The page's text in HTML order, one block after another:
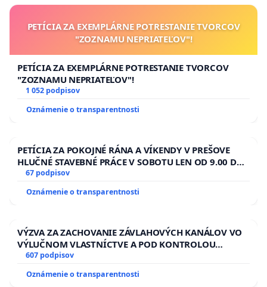
PETÍCIA ZA EXEMPLÁRNE POTRESTANIE TVORCOV
"ZOZNAMU NEPRIATEĽOV"!
PETÍCIA ZA EXEMPLÁRNE POTRESTANIE TVORCOV
"ZOZNAMU NEPRIATEĽOV"!
1 052 podpisov
Oznámenie o transparentnosti
PETÍCIA ZA POKOJNÉ RÁNA A VÍKENDY V PREŠOVE
HLUČNÉ STAVEBNÉ PRÁCE V SOBOTU LEN OD 9.00 DO
13.00 HOD., CEZ PRACOVNÝ TÝŽDEŇ CIEĽ 8.00 – 18.00
HOD. A PRAVIDELNÁ KONTROLA STAVBY C-AREA NA
ĎUMBIERSKEJ/MAGU
67 podpisov
Oznámenie o transparentnosti
VÝZVA ZA ZACHOVANIE ZÁVLAHOVÝCH KANÁLOV VO
VÝLUČNOM VLASTNÍCTVE A POD KONTROLOU
SLOVENSKEJ REPUBLIKY & žiadosť na riešenie
zanedbaného stavu závlahových a odvodňovacích
kanálov na Slovensku
607 podpisov
Oznámenie o transparentnosti